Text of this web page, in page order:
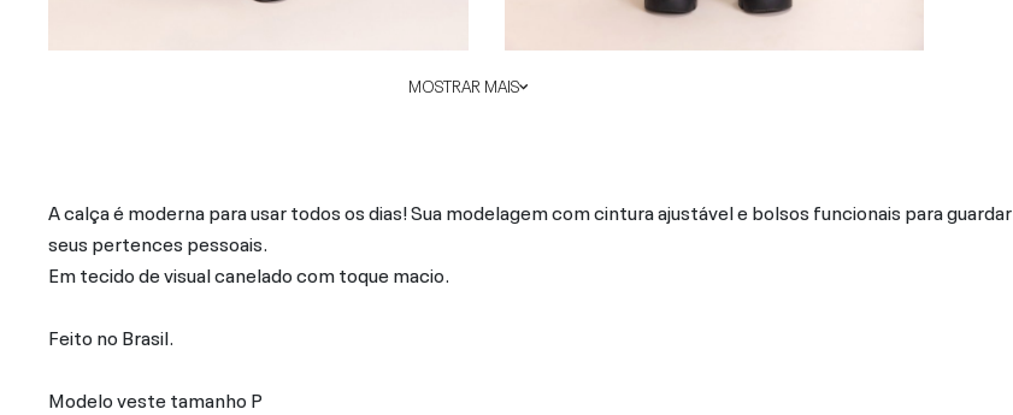
MOSTRAR MAIS
A calça é moderna para usar todos os dias! Sua modelagem com cintura ajustável e bolsos funcionais para guardar
seus pertences pessoais.
Em tecido de visual canelado com toque macio.
Feito no Brasil.
Modelo veste tamanho P